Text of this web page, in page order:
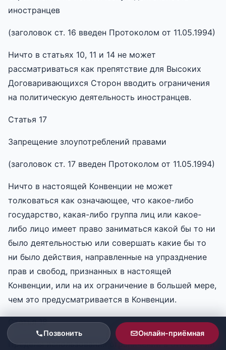
иностранцев
(заголовок ст. 16 введен Протоколом от 11.05.1994)
Ничто в статьях 10, 11 и 14 не может
рассматриваться как препятствие для Высоких
Договаривающихся Сторон вводить ограничения
на политическую деятельность иностранцев.
Статья 17
Запрещение злоупотреблений правами
(заголовок ст. 17 введен Протоколом от 11.05.1994)
Ничто в настоящей Конвенции не может
толковаться как означающее, что какое-либо
государство, какая-либо группа лиц или какое-
либо лицо имеет право заниматься какой бы то ни
было деятельностью или совершать какие бы то
ни было действия, направленные на упразднение
прав и свобод, признанных в настоящей
Конвенции, или на их ограничение в большей мере,
чем это предусматривается в Конвенции.
Статья 18
Пределы использования ограничений в отношении
Позвонить Онлайн-приёмная